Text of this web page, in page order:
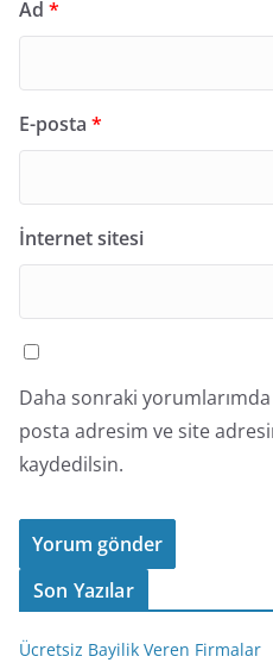
Ad *
E-posta *
İnternet sitesi
Daha sonraki yorumlarımda
posta adresim ve site
kaydedilsin.
Son Yazılar
Ücretsiz Bayilik Veren Firmalar